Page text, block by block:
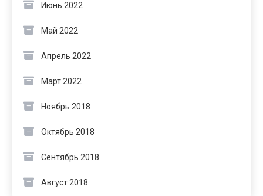
Июнь 2022
Май 2022
Апрель 2022
Март 2022
Ноябрь 2018
Октябрь 2018
Сентябрь 2018
Август 2018